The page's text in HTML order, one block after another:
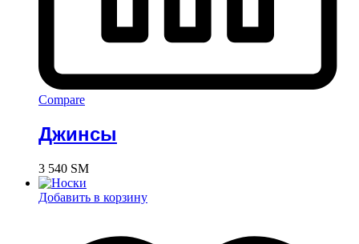
Compare
Джинсы
3 540 ЅМ
Добавить в корзину